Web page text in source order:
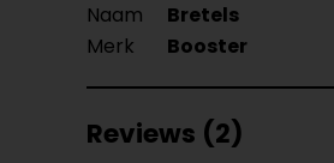
Naam Bretels
Merk
Booster
Reviews (2)